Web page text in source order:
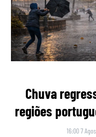
Chuva
regiões
16:00 7